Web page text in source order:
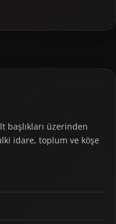
başlıkları üzerinden
idare, toplum ve köşe